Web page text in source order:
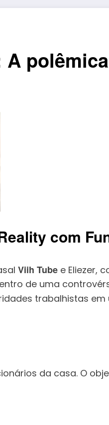
com
Viih Tube e Eliezer,
de uma
trabalhistas
da casa. O